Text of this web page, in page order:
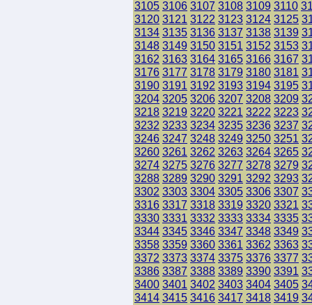
3105 3106 3107 3108 3109 3110
3120 3121 3122 3123 3124 3125
3134 3135 3136 3137 3138 3139
3148 3149 3150 3151 3152 3153
3162 3163 3164 3165 3166 3167
3176 3177 3178 3179 3180 3181
3190 3191 3192 3193 3194 3195
3204 3205 3206 3207 3208 3209
3218 3219 3220 3221 3222 3223
3232 3233 3234 3235 3236 3237
3246 3247 3248 3249 3250 3251
3260 3261 3262 3263 3264 3265
3274 3275 3276 3277 3278 3279
3288 3289 3290 3291 3292 3293
3302 3303 3304 3305 3306 3307
3316 3317 3318 3319 3320 3321
3330 3331 3332 3333 3334 3335
3344 3345 3346 3347 3348 3349
3358 3359 3360 3361 3362 3363
3372 3373 3374 3375 3376 3377
3386 3387 3388 3389 3390 3391
3400 3401 3402 3403 3404 3405
3414 3415 3416 3417 3418 3419